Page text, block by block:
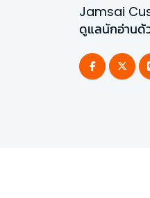
Jamsai
ดูแลนักอ่านด้